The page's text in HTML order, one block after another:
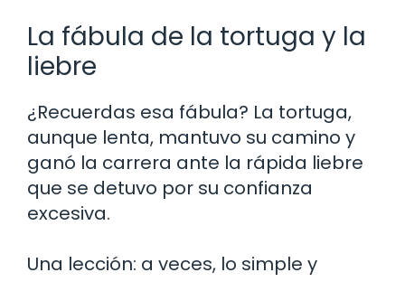
La fábula de la tortuga y la
liebre
¿Recuerdas esa fábula? La tortuga,
aunque lenta, mantuvo su camino y
ganó la carrera ante la rápida liebre
que se detuvo por su confianza
excesiva.
Una lección: a veces, lo simple y